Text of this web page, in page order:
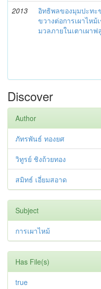
2013
อิทธิพลของมุมปะทะ
ขวางต่อการเผาไหม้
มวลภายในเตาเผาฟ
Discover
Author
ภัทรพันธ์ ทองยศ
วิทูรย์ ชิงถ้วยทอง
สมิทธ์ เอี่ยมสอาด
Subject
การเผาไหม้
Has File(s)
true